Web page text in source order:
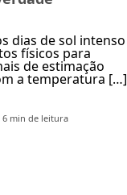
dias de sol intenso
físicos para
de estimação
a temperatura […]
6 min de leitura